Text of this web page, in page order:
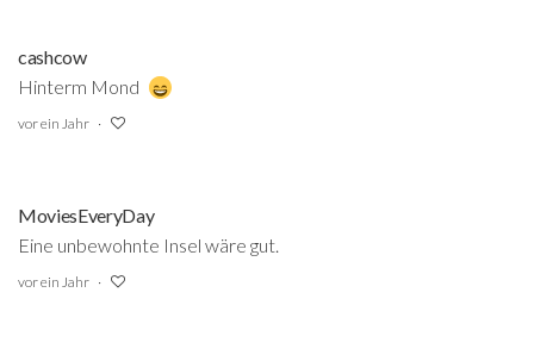
cashcow
Hinterm Mond
vor ein Jahr
MoviesEveryDay
Eine unbewohnte Insel wäre gut.
vor ein Jahr